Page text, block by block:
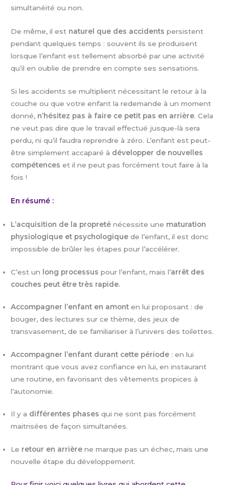
simultanéité ou non.
De même, il est naturel que des accidents persistent
pendant quelques temps : souvent ils se produisent
lorsque l’enfant est tellement absorbé par une activité
qu’il en oublie de prendre en compte ses sensations.
Si les accidents se multiplient nécessitant le retour à la
couche ou que votre enfant la redemande à un moment
donné, n’hésitez pas à faire ce petit pas en arrière. Cela
ne veut pas dire que le travail effectué jusque-là sera
perdu, ni qu’il faudra reprendre à zéro. L’enfant est peut-
être simplement accaparé à développer de nouvelles
compétences et il ne peut pas forcément tout faire à la
fois !
En résumé :
L’acquisition de la propreténécessite une maturation
physiologique et psychologiquede l’enfant, il est donc
impossible de brûler les étapes pour l’accélérer.
C’est un long processuspour l’enfant, mais l’arrêt des
couches peut être très rapide.
Accompagner l’enfant en amont en lui proposant : de
bouger, des lectures sur ce thème, des jeux de
transvasement, de se familiariser à l’univers des toilettes.
Accompagner l’enfant durant cette période : en lui
montrant que vous avez confiance en lui, en instaurant
une routine, en favorisant des vêtements propices à
l’autonomie.
Il y a différentes phases qui ne sont pas forcément
maitrisées de façon simultanées.
Le retour en arrière ne marque pas un échec, mais une
nouvelle étape du développement.